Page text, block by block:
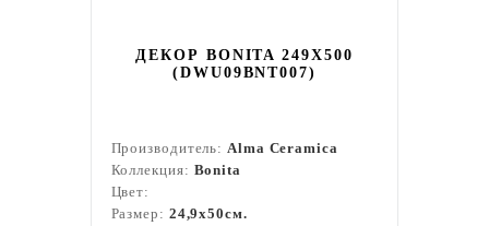
ДЕКОР BONITA 249X500
(DWU09BNT007)
Производитель:Alma Ceramica
Коллекция: Bonita
Цвет:
Размер: 24,9x50см.